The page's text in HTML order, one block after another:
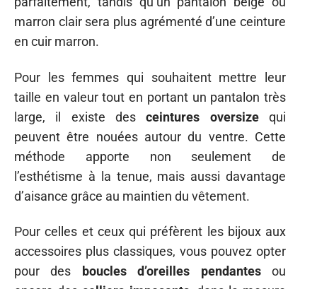
marron clair sera plus agrémenté d’une ceinture
en cuir marron.
Pour les femmes qui souhaitent mettre leur
taille en valeur tout en portant un pantalon très
large, il existe desceintures oversizequi
peuvent être nouées autour du ventre. Cette
méthode apporte non seulement de
l’esthétisme à la tenue, mais aussi davantage
d’aisance grâce au maintien du vêtement.
Pour celles et ceux qui préfèrent les bijoux aux
accessoires plus classiques, vous pouvez opter
pour des
boucles d’oreilles pendantesou